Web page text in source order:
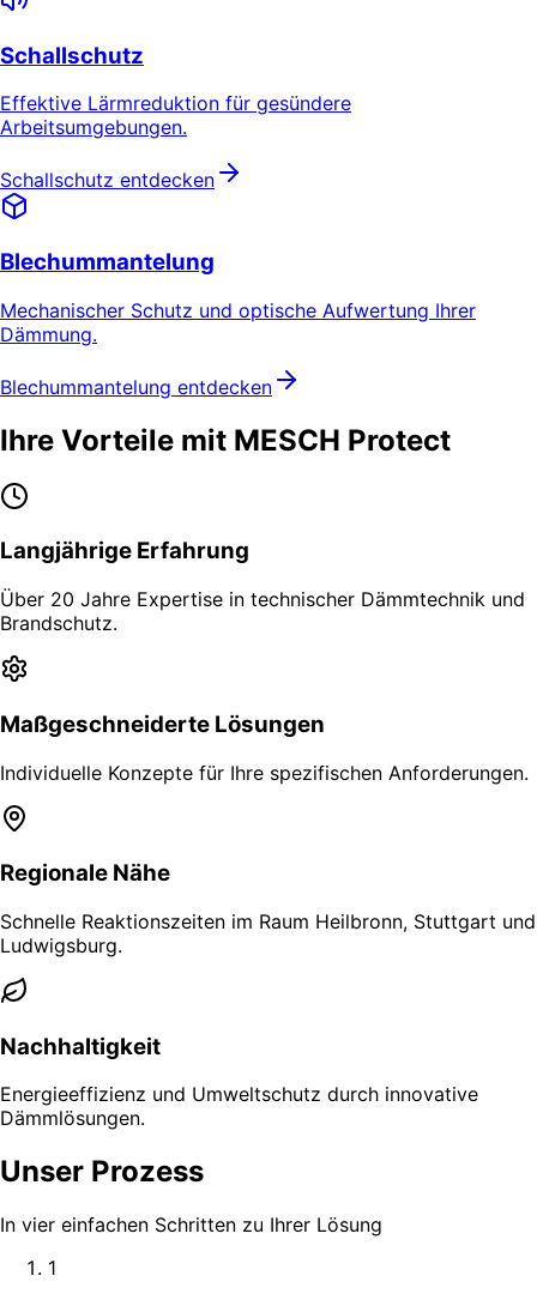
Schallschutz
Effektive Lärmreduktion für gesündere
Arbeitsumgebungen.
Schallschutz entdecken
Blechummantelung
Mechanischer Schutz und optische Aufwertung Ihrer
Dämmung.
Blechummantelung entdecken
Ihre Vorteile mit MESCH Protect
Langjährige Erfahrung
Über 20 Jahre Expertise in technischer Dämmtechnik und
Brandschutz.
Maßgeschneiderte Lösungen
Individuelle Konzepte für Ihre spezifischen Anforderungen.
Regionale Nähe
Schnelle Reaktionszeiten im Raum Heilbronn, Stuttgart und
Ludwigsburg.
Nachhaltigkeit
Energieeffizienz und Umweltschutz durch innovative
Dämmlösungen.
Unser Prozess
In vier einfachen Schritten zu Ihrer Lösung
1